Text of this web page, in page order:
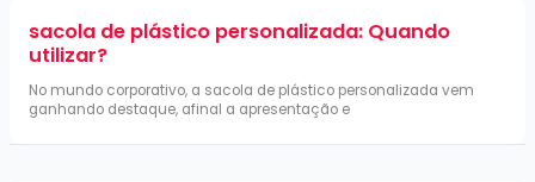
sacola de plástico personalizada: Quando
utilizar?
No mundo corporativo, a sacola de plástico personalizada vem
ganhando destaque, afinal a apresentação e